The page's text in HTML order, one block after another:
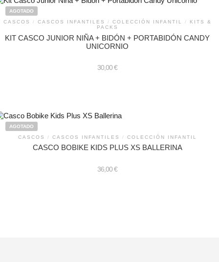
AGOTADO
CASCOS
/ CASCOS INFANTILES / COLECCIÓN INFANTIL /
KITS &
PACKS
KIT CASCO JUNIOR NIÑA + BIDÓN + PORTABIDÓN CANDY
UNICORNIO
30,00€
AGOTADO
CASCOS
/ CASCOS INFANTILES / COLECCIÓN INFANTIL
CASCO BOBIKE KIDS PLUS XS BALLERINA
36,00€